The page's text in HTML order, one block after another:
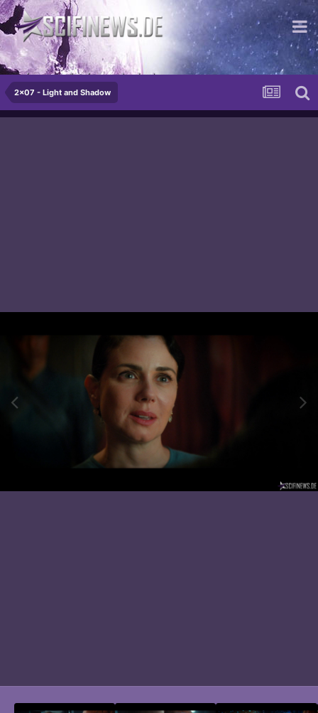
...isse cremig - isse wahnsinn!
2x07 - Light and Shadow